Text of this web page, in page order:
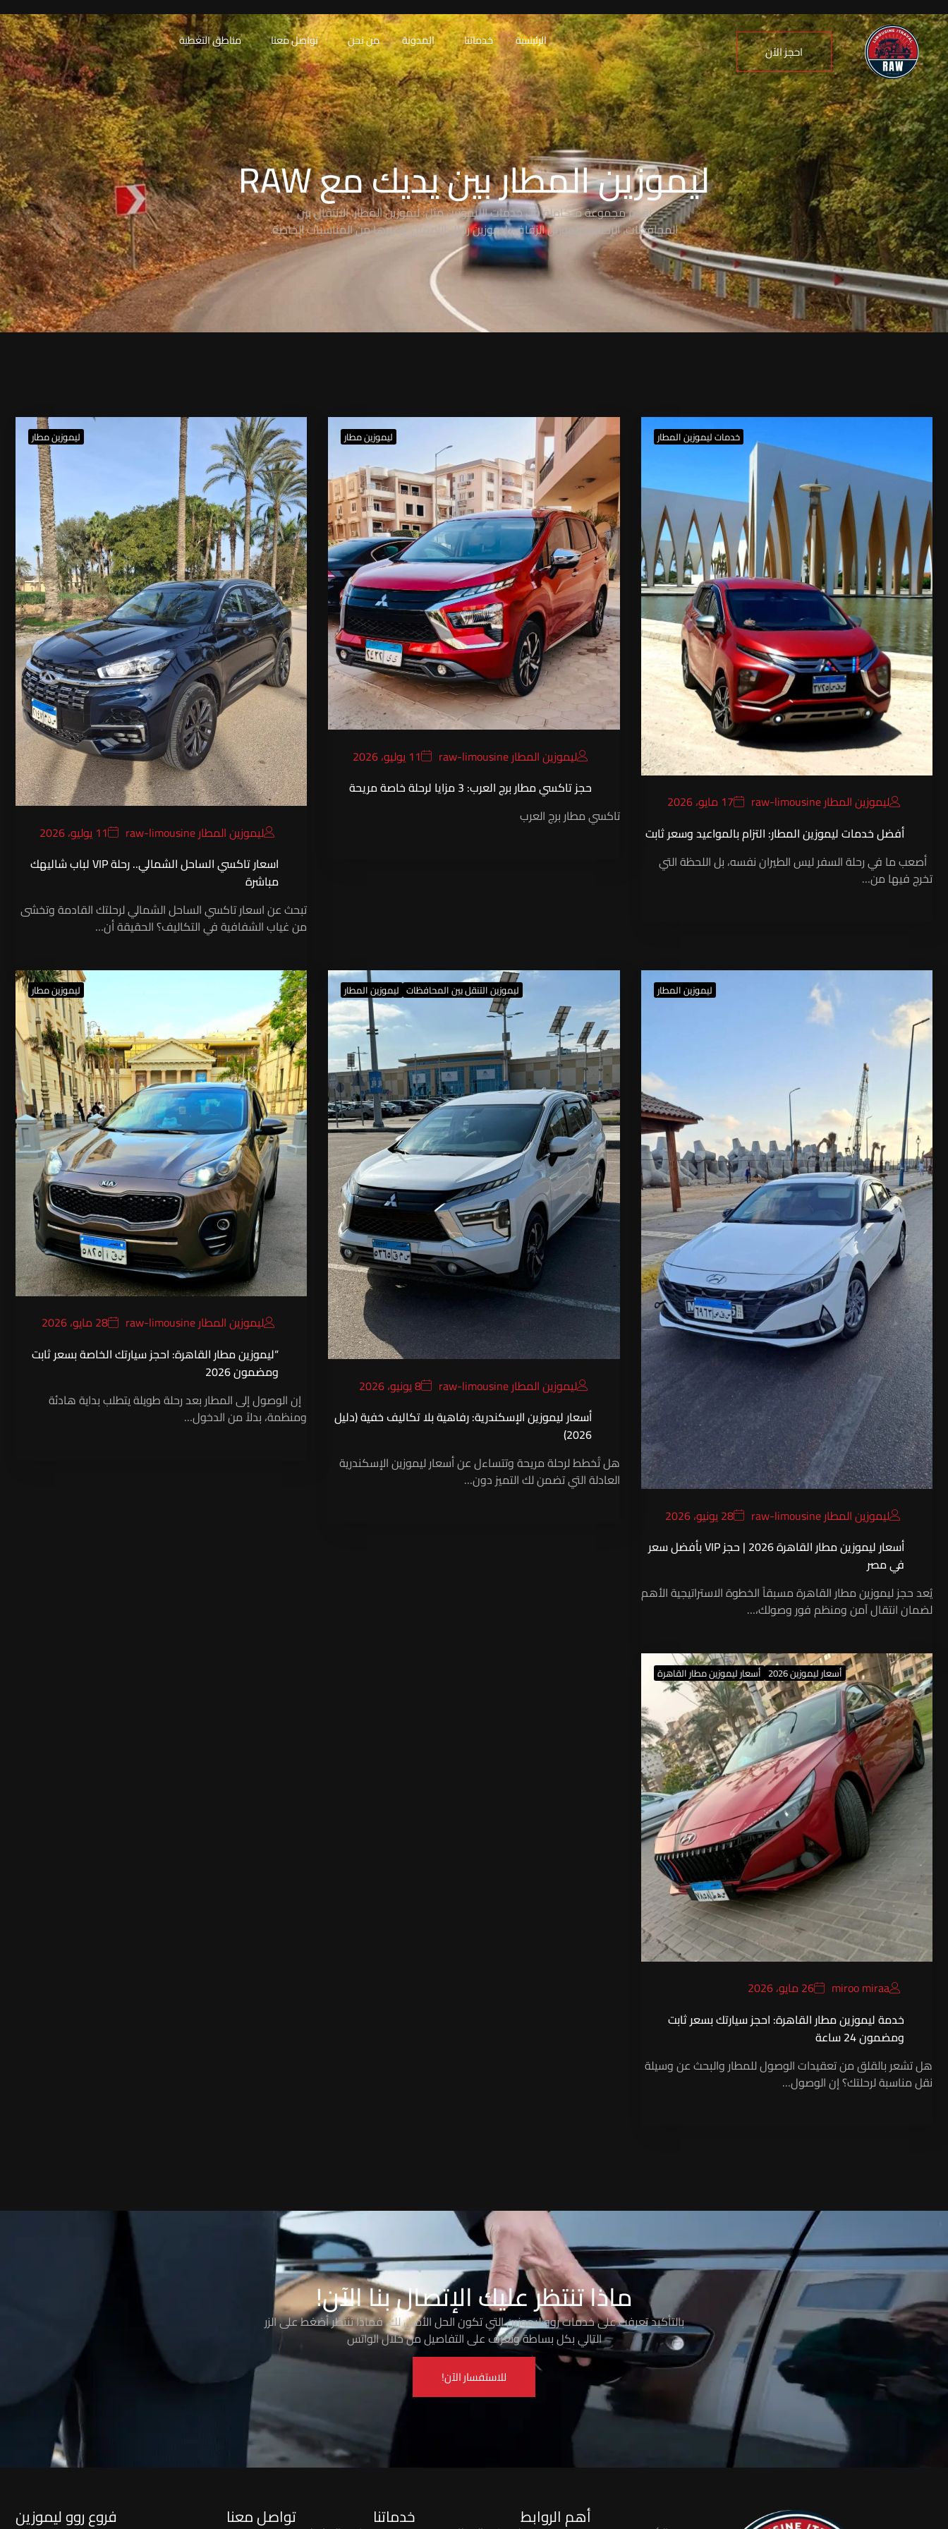
احجز الآن
الرئيسية خدماتنا المدونة من نحن تواصل معنا مناطق التغطية
ليموزين المطار بين يديك مع RAW
نقدم مجموعة متكاملة من خدمات الليموزين مثل: ليموزين المطار، الانتقال بين
المحافظات، الرحلات، ليموزين الزفاف، ليموزين رجال الأعمال، وغيرها من المناسبات الخاصة.
خدمات ليموزين المطار
ليموزين المطار raw-limousine
17 مايو، 2026
أفضل خدمات ليموزين المطار: التزام بالمواعيد وسعر ثابت
أصعب ما في رحلة السفر ليس الطيران نفسه، بل اللحظة التي
تخرج فيها من…
ليموزين مطار
ليموزين المطار raw-limousine
11 يوليو، 2026
حجز تاكسي مطار برج العرب: 3 مزايا لرحلة خاصة مريحة
تاكسي مطار برج العرب
ليموزين مطار
ليموزين المطار raw-limousine
11 يوليو، 2026
اسعار تاكسي الساحل الشمالي.. رحلة VIP لباب شاليهك
مباشرة
تبحث عن اسعار تاكسي الساحل الشمالي لرحلتك القادمة وتخشى
من غياب الشفافية في التكاليف؟ الحقيقة أن…
ليموزين المطار
ليموزين المطار raw-limousine
28 يونيو، 2026
أسعار ليموزين مطار القاهرة 2026 | حجز VIP بأفضل سعر
في مصر
يُعد حجز ليموزين مطار القاهرة مسبقاً الخطوة الاستراتيجية الأهم
لضمان انتقال آمن ومنظم فور وصولك،…
ليموزين التنقل بين المحافظات ليموزين المطار
ليموزين المطار raw-limousine
8 يونيو، 2026
أسعار ليموزين الإسكندرية: رفاهية بلا تكاليف خفية (دليل
2026)
هل تُخطط لرحلة مريحة وتتساءل عن أسعار ليموزين الإسكندرية
العادلة التي تضمن لك التميز دون…
ليموزين مطار
ليموزين المطار raw-limousine
28 مايو، 2026
“ليموزين مطار القاهرة: احجز سيارتك الخاصة بسعر ثابت
ومضمون 2026
إن الوصول إلى المطار بعد رحلة طويلة يتطلب بداية هادئة
ومنظمة، بدلاً من الدخول…
أسعار ليموزين 2026 أسعار ليموزين مطار القاهرة
miroo miraa
26 مايو، 2026
خدمة ليموزين مطار القاهرة: احجز سيارتك بسعر ثابت
ومضمون 24 ساعة
هل تشعر بالقلق من تعقيدات الوصول للمطار والبحث عن وسيلة
نقل مناسبة لرحلتك؟ إن الوصول…
ماذا تنتظر عليك الإتصال بنا الآن!
بالتأكيد تعرفت على خدمات روو ليموزين التي تكون الحل الأمثل لك، فماذا تنتظر أضغط على الزر
التالي بكل بساطة وتعرف على التفاصيل من خلال الواتس
للاستفسار الآن!
أهم الروابط خدماتنا تواصل معنا فروع روو ليموزين